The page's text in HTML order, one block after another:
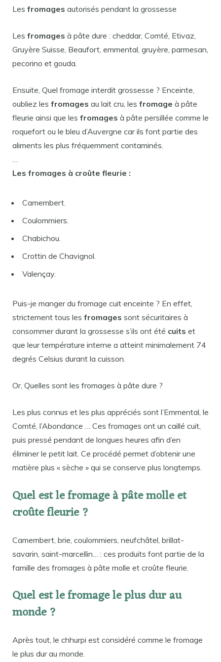
Les fromages autorisés pendant la grossesse
Les fromages à pâte dure : cheddar, Comté, Etivaz,
Gruyère Suisse, Beaufort, emmental, gruyère, parmesan,
pecorino et gouda.
Ensuite, Quel fromage interdit grossesse ? Enceinte,
oubliez les fromages au lait cru, les fromage à pâte
fleurie ainsi que les fromages à pâte persillée comme le
roquefort ou le bleu d’Auvergne car ils font partie des
aliments les plus fréquemment contaminés.
…
Les fromages à croûte fleurie :
Camembert.
Coulommiers.
Chabichou.
Crottin de Chavignol.
Valençay.
Puis-je manger du fromage cuit enceinte ? En effet,
strictement tous les fromages sont sécuritaires à
consommer durant la grossesse s’ils ont été cuits et
que leur température interne a atteint minimalement 74
degrés Celsius durant la cuisson.
Or, Quelles sont les fromages à pâte dure ?
Les plus connus et les plus appréciés sont l’Emmental, le
Comté, l’Abondance … Ces fromages ont un caillé cuit,
puis pressé pendant de longues heures afin d’en
éliminer le petit lait. Ce procédé permet d’obtenir une
matière plus « sèche » qui se conserve plus longtemps.
Quel est le fromage à pâte molle et
croûte fleurie ?
Camembert, brie, coulommiers, neufchâtel, brillat-
savarin, saint-marcellin… : ces produits font partie de la
famille des fromages à pâte molle et croûte fleurie.
Quel est le fromage le plus dur au
monde ?
Après tout, le chhurpi est considéré comme le fromage
le plus dur au monde.